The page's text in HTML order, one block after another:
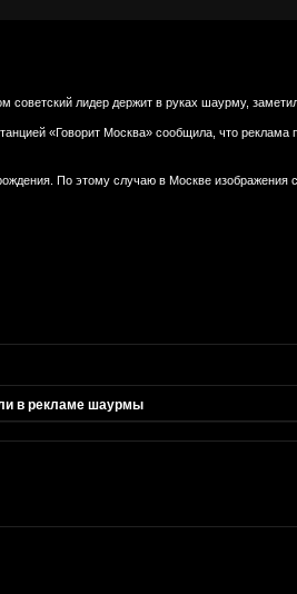
советский лидер держит в руках шаурму,
«Говорит Москва» сообщила, что реклама
По этому случаю в Москве изображения
в рекламе шаурмы